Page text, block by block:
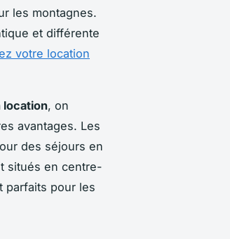
les montagnes.
et différente
votre location
location, on
avantages. Les
des séjours en
situés en centre-
parfaits pour les